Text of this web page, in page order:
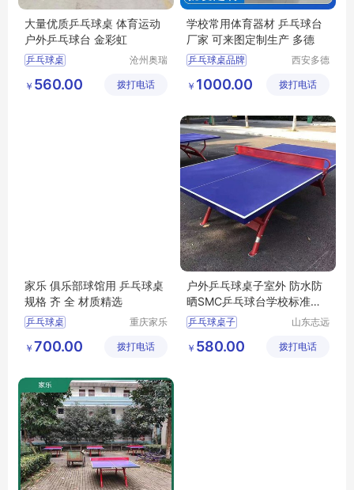
大量优质乒乓球桌 体育运动
户外乒乓球台 金彩虹
乒乓球桌
金彩虹乒乓球台
沧州奥瑞
制造有限
￥ 560.00 拨打电话
学校常用体育器材 乒乓球台
厂家 可来图定制生产 多德
乒乓球桌品牌
学校场地器材
西安多德
有限公司
￥ 1000.00 拨打电话
家乐 俱乐部球馆用 乒乓球桌
规格 齐 全 材质精选
乒乓球桌
广安乒乓球赛
文山乒乓球桌子
重庆家乐
有限公司
￥ 700.00 拨打电话
户外乒乓球桌子室外 防水防
晒SMC乒乓球台学校标准比
赛训练桌
乒乓球桌子
山东志远
有限公司
￥ 580.00 拨打电话